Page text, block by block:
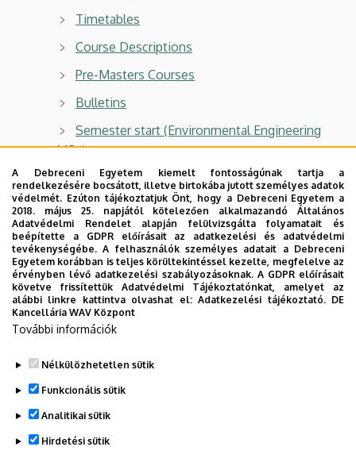
Timetables
Course Descriptions
Pre-Masters Courses
Bulletins
Semester start (Environmental Engineering
MSc)
Program Specifications
Selecting specialization
Internship
Thesis
State Exam
Important information for graduands
Legutóbbi frissítés: 2024. 03. 06. 10:56
A Debreceni Egyetem kiemelt fontosságúnak tartja a
rendelkezésére bocsátott, illetve birtokába jutott személyes adatok
védelmét. Ezúton tájékoztatjuk Önt, hogy a Debreceni Egyetem a
2018. május 25. napjától kötelezően alkalmazandó Általános
Adatvédelmi Rendelet alapján felülvizsgálta folyamatait és
beépítette a GDPR előírásait az adatkezelési és adatvédelmi
tevékenységébe. A felhasználók személyes adatait a Debreceni
Egyetem korábban is teljes körültekintéssel kezelte, megfelelve az
érvényben lévő adatkezelési szabályozásoknak. A GDPR előírásait
követve frissítettük Adatvédelmi Tájékoztatónkat, amelyet az
alábbi linkre kattintva olvashat el:Adatkezelési tájékoztató. DE
Kancellária WAV Központ
További információk
Nélkülözhetetlen sütik
Funkcionális sütik
Analitikai sütik
Hirdetési sütik